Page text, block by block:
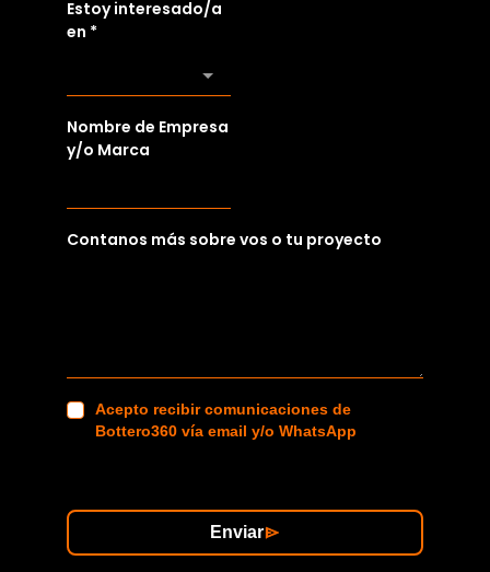
Estoy interesado/a
en *
Nombre de Empresa
y/o Marca
Contanos más sobre vos o tu proyecto
Acepto recibir comunicaciones de
Bottero360 vía email y/o WhatsApp
Enviar